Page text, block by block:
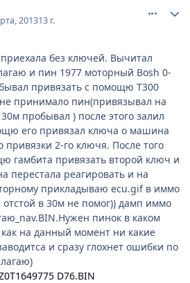
201313 г.
без ключей. Вычитал
и пин 1977 моторный Bosh 0-
привязать с помощю Т300
принимало пин(привязывал на
пробывал ) после этого залил
его привязал ключа о машина
привязки 2-го ключя. После того
гамбита привязать второй ключ и
перестала реагировать и на
прикладываю ecu.gif в иммо
в 30м не помог)) дамп иммо
пинок в каком
на данный момент ни какие
и сразу глохнет ошибки по
D76.BIN